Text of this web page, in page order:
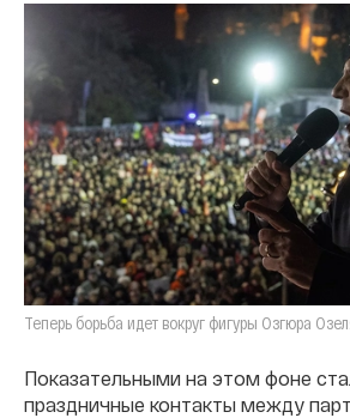
Теперь борьба идет вокруг фигуры Озгюра
Показательными на этом фоне
праздничные контакты между